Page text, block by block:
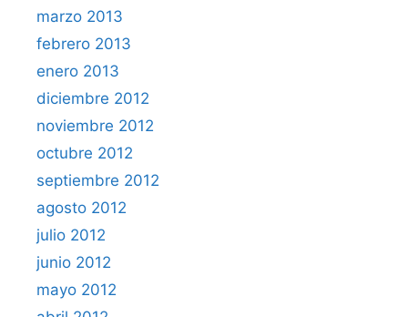
marzo 2013
febrero 2013
enero 2013
diciembre 2012
noviembre 2012
octubre 2012
septiembre 2012
agosto 2012
julio 2012
junio 2012
mayo 2012